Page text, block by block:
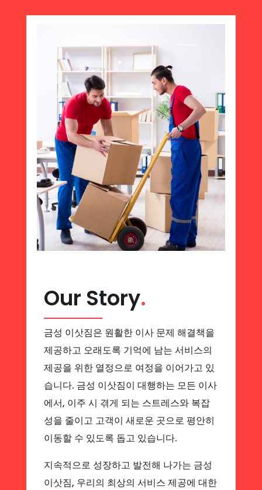
Our Story.
금성 이삿짐은 원활한 이사 문제 해결책을
제공하고 오래도록 기억에 남는 서비스의
제공을 위한 열정으로 여정을 이어가고 있
습니다. 금성 이삿짐이 대행하는 모든 이사
에서, 이주 시 겪게 되는 스트레스와 복잡
성을 줄이고 고객이 새로운 곳으로 평안히
이동할 수 있도록 돕고 있습니다.
지속적으로 성장하고 발전해 나가는 금성
이삿짐, 우리의 최상의 서비스 제공에 대한